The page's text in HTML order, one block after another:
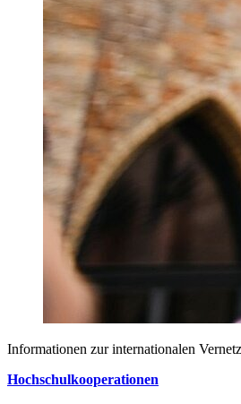
Informationen zur internationalen
Hochschulkooperationen